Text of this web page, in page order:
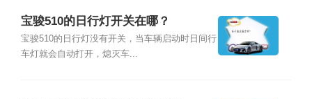
宝骏510的日行灯开关在哪？
宝骏510的日行灯没有开关，当车辆启动时日间行
车灯就会自动打开，熄灭车...